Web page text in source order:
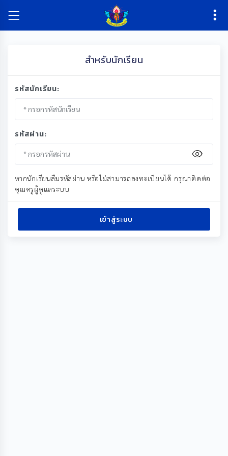
สำหรับนักเรียน
รหัสนักเรียน:
รหัสผ่าน:
หากนักเรียนลืมรหัสผ่าน หรือไม่สามารถลงทะเบียนได้ กรุณาติดต่อ
คุณครูผู้ดูแลระบบ
เข้าสู่ระบบ